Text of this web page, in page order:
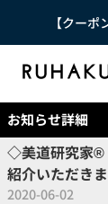
【クー
お知らせ詳細
◇美道研究家®
紹介いただき
2020-06-02